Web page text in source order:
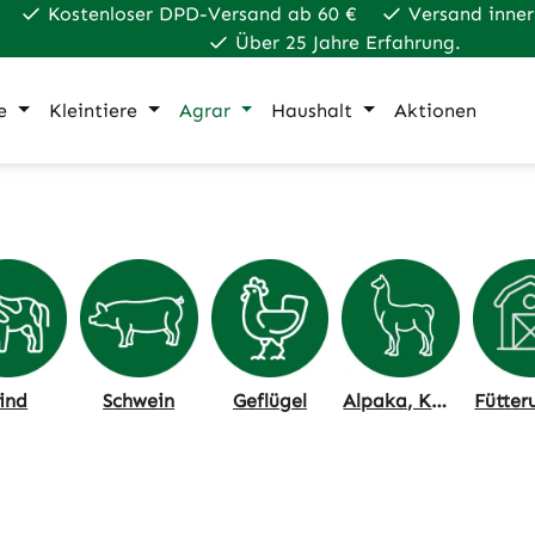
Kostenloser DPD-Versand ab 60 €
Versand
Über 25 Jahre Erfahrung.
Kleintiere Agrar Haushalt Aktionen
Schwein Geflügel Alpaka, Kamel